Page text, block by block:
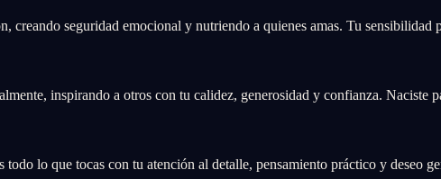
creando seguridad emocional y nutriendo a quienes amas. Tu sensibilidad
inspirando a otros con tu calidez, generosidad y confianza. Naciste
lo que tocas con tu atención al detalle, pensamiento práctico y deseo